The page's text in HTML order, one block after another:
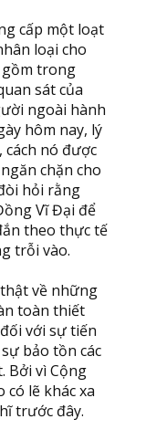
cấp một loạt
loại cho
gồm trong
sát của
ngoài hành
hôm nay, lý
cách nó được
chặn cho
hỏi rằng
Vĩ Đại để
theo thực tế
trỗi vào.
về những
toàn thiết
với sự tiến
bảo tồn các
Bởi vì Cộng
lẽ khác xa
trước đây.